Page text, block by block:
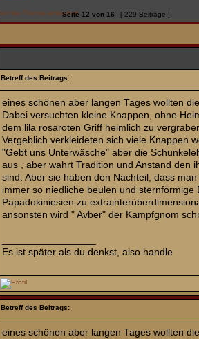
Seite 12 von 16 [ 229 Beiträge ]
Betreff des Beitrags:
eines schönen aber langen Tages wollten
Dabei versuchten kleine Knappen, ohne
dem lila rosaroten Griff heimlich zu
Vergeblich verkleideten sich viele Knappen
"Gebt uns Unterwäsche" aber die
aus , aber wahrt Tradition und Anstand den
sind. Aber sie haben den Nachteil, dass
immer so niedliche beulen und
Papadokiniesien zu
ansonsten wird " Avber" der Kampfgnom
Es ist später als du denkst, also handle
Betreff des Beitrags:
eines schönen aber langen Tages wollten